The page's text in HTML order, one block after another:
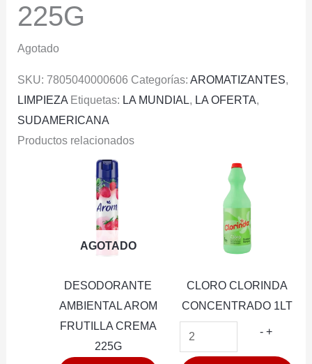
225G
Agotado
SKU: 7805040000606 Categorías: AROMATIZANTES,
LIMPIEZA Etiquetas: LA MUNDIAL, LA OFERTA,
SUDAMERICANA
Productos relacionados
AGOTADO
DESODORANTE
AMBIENTAL AROM
FRUTILLA CREMA
225G
CLORO CLORINDA
CONCENTRADO 1LT
- CLORO
+